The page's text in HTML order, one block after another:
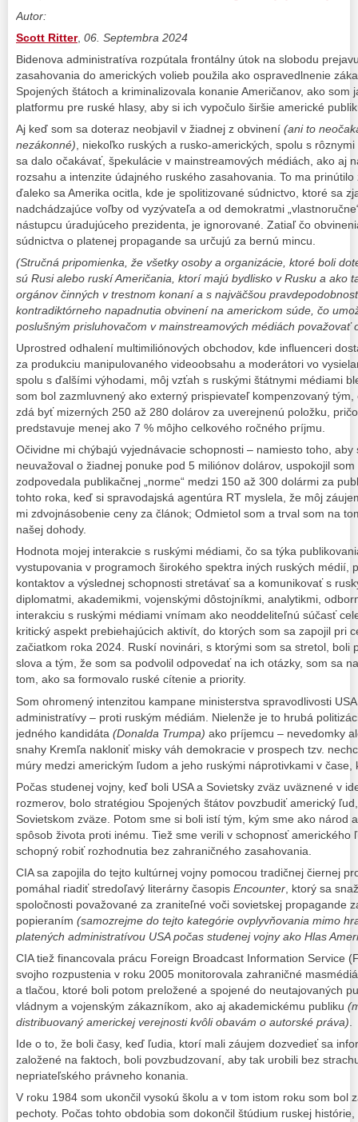
Autor:
Scott Ritter, 06. Septembra 2024
Bidenova administratíva rozpútala frontálny útok na slobodu
zasahovania do amerických volieb použila ako ospravedlnenie
Spojených štátoch a kriminalizovala konanie Američanov, ako som
platformu pre ruské hlasy, aby si ich vypočulo širšie americké
Aj keď som sa doteraz neobjavil v žiadnej z obvinení (ani to
nezákonné) , niekoľko ruských a rusko-amerických, spolu s
sa dalo očakávať, špekulácie v mainstreamových médiách, ako aj
rozsahu a intenzite údajného ruského zasahovania. To ma
ďaleko sa Amerika ocitla, kde je spolitizované súdnictvo, ktoré sa
nadchádzajúce voľby od vyzývateľa a od demokratmi
nástupcu úradujúceho prezidenta, je ignorované. Zatiaľ čo
súdnictva o platenej propagande sa určujú za bernú mincu.
(Stručná pripomienka, že všetky osoby a organizácie, ktoré boli
sú Rusi alebo ruskí Američania, ktorí majú bydlisko v Rusku a ako
orgánov činných v trestnom konaní a s najväčšou pravdepodob
kontradiktórneho napadnutia obvinení na americkom súde, čo
poslušným prisluhovačom v mainstreamových médiách považovať
Uprostred odhalení multimiliónových obchodov, kde influenceri
za produkciu manipulovaného videoobsahu a moderátori vo
spolu s ďalšími výhodami, môj vzťah s ruskými štátnymi médiami
som bol zazmluvnený ako externý prispievateľ kompenzovaný
zdá byť mizerných 250 až 280 dolárov za uverejnenú položku,
predstavuje menej ako 7 % môjho celkového ročného príjmu.
Očividne mi chýbajú vyjednávacie schopnosti – namiesto toho,
neuvažoval o žiadnej ponuke pod 5 miliónov dolárov, uspokojil
zodpovedala publikačnej „norme“ medzi 150 až 300 dolármi za
tohto roka, keď si spravodajská agentúra RT myslela, že môj
mi zdvojnásobenie ceny za článok; Odmietol som a trval som na
našej dohody.
Hodnota mojej interakcie s ruskými médiami, čo sa týka
vystupovania v programoch širokého spektra iných ruských médií,
kontaktov a výslednej schopnosti stretávať sa a komunikovať s
diplomatmi, akademikmi, vojenskými dôstojníkmi, analytikmi,
interakciu s ruskými médiami vnímam ako neoddeliteľnú súčasť
kritický aspekt prebiehajúcich aktivít, do ktorých som sa zapojil pri
začiatkom roka 2024. Ruskí novinári, s ktorými som sa stretol, boli
slova a tým, že som sa podvolil odpovedať na ich otázky, som sa
tom, ako sa formovalo ruské cítenie a priority.
Som ohromený intenzitou kampane ministerstva spravodlivosti
administratívy – proti ruským médiám. Nielenže je to hrubá
jedného kandidáta (Donalda Trumpa) ako príjemcu – nevedomky
snahy Kremľa nakloniť misky váh demokracie v prospech tzv.
múry medzi americkým ľudom a jeho ruskými náprotivkami v
Počas studenej vojny, keď boli USA a Sovietsky zväz uväznené v
rozmerov, bolo stratégiou Spojených štátov povzbudiť americký
Sovietskom zväze. Potom sme si boli istí tým, kým sme ako národ
spôsob života proti inému. Tiež sme verili v schopnosť
schopný robiť rozhodnutia bez zahraničného zasahovania.
CIA sa zapojila do tejto kultúrnej vojny pomocou tradičnej čiernej
pomáhal riadiť stredoľavý literárny časopis Encounter , ktorý sa
spoločnosti považované za zraniteľné voči sovietskej propagande
popieraním (samozrejme do tejto kategórie ovplyvňovania mimo
platených administratívou USA počas studenej vojny ako Hlas
CIA tiež financovala prácu Foreign Broadcast Information Service
svojho rozpustenia v roku 2005 monitorovala zahraničné
a tlačou, ktoré boli potom preložené a spojené do neutajovaných
vládnym a vojenským zákazníkom, ako aj akademickému publiku
distribuovaný americkej verejnosti kvôli obavám o autorské práva)
Ide o to, že boli časy, keď ľudia, ktorí mali záujem dozvedieť sa
založené na faktoch, boli povzbudzovaní, aby tak urobili bez
nepriateľského právneho konania.
V roku 1984 som ukončil vysokú školu a v tom istom roku som bol
pechoty. Počas tohto obdobia som dokončil štúdium ruskej